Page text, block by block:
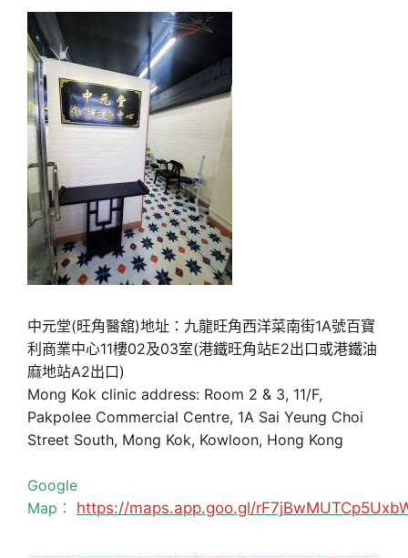
中元堂(旺角醫舘)地址：九龍旺角西洋菜南街1A號百寶
利商業中心11樓02及03室(港鐵旺角站E2出口或港鐵油
麻地站A2出口)
Mong Kok clinic address: Room 2 & 3, 11/F,
Pakpolee Commercial Centre, 1A Sai Yeung Choi
Street South, Mong Kok, Kowloon, Hong Kong
Google
Map： https://maps.app.goo.gl/